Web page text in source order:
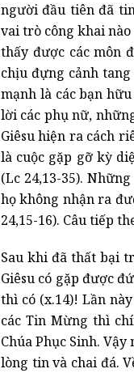
người đầu tiên đã
vai trò công khai nào
thấy được các môn
chịu đựng cảnh
mạnh là các bạn
lời các phụ nữ,
Giêsu hiện ra cách
là cuộc gặp gỡ kỳ
(Lc 24,13-35).
họ không nhận ra
24,15-16). Câu tiếp
Sau khi đã thất bại
Giêsu có gặp được
thì có (x.14)! Lần
các Tin Mừng thì
Chúa Phục Sinh.
lòng tin và chai đá.